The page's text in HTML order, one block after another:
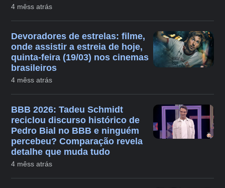
4 mêss atrás
Devoradores de estrelas: filme,
onde assistir a estreia de hoje,
quinta-feira (19/03) nos cinemas
brasileiros
4 mêss atrás
BBB 2026: Tadeu Schmidt
reciclou discurso histórico de
Pedro Bial no BBB e ninguém
percebeu? Comparação revela
detalhe que muda tudo
4 mêss atrás